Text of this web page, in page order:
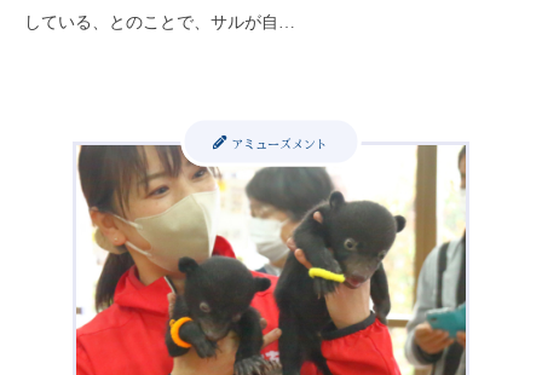
している、とのことで、サルが自…
アミューズメント